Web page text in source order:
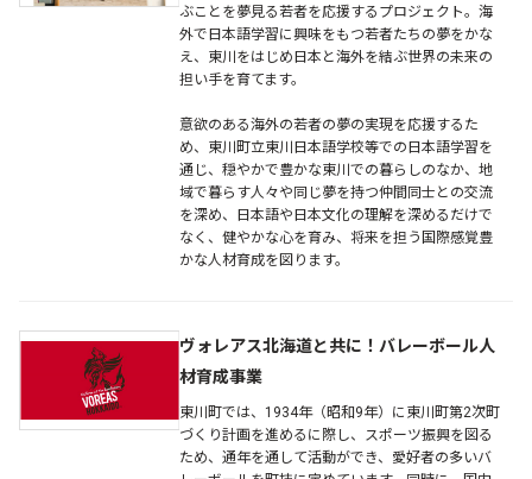
ぶことを夢見る若者を応援するプロジェクト。海
外で日本語学習に興味をもつ若者たちの夢をかな
え、東川をはじめ日本と海外を結ぶ世界の未来の
担い手を育てます。
意欲のある海外の若者の夢の実現を応援するた
め、東川町立東川日本語学校等での日本語学習を
通じ、穏やかで豊かな東川での暮らしのなか、地
域で暮らす人々や同じ夢を持つ仲間同士との交流
を深め、日本語や日本文化の理解を深めるだけで
なく、健やかな心を育み、将来を担う国際感覚豊
かな人材育成を図ります。
ヴォレアス北海道と共に！バレーボール人
材育成事業
東川町では、1934年（昭和9年）に東川町第2次町
づくり計画を進めるに際し、スポーツ振興を図る
ため、通年を通して活動ができ、愛好者の多いバ